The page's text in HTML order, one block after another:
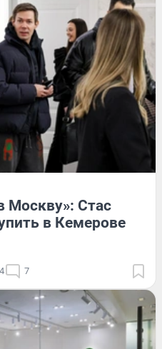
Москву»: Стас
в Кемерове
7